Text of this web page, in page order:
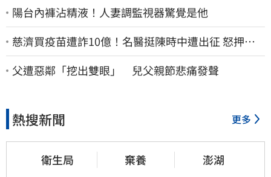
陽台內褲沾精液！人妻調監視器驚覺是他
慈濟買疫苗遭詐10億！名醫挺陳時中遭出征 怒押身
家嗆爆藍白粉
父遭惡鄰「挖出雙眼」 兒父親節悲痛發聲
熱搜新聞 更多
衛生局 棄養 澎湖